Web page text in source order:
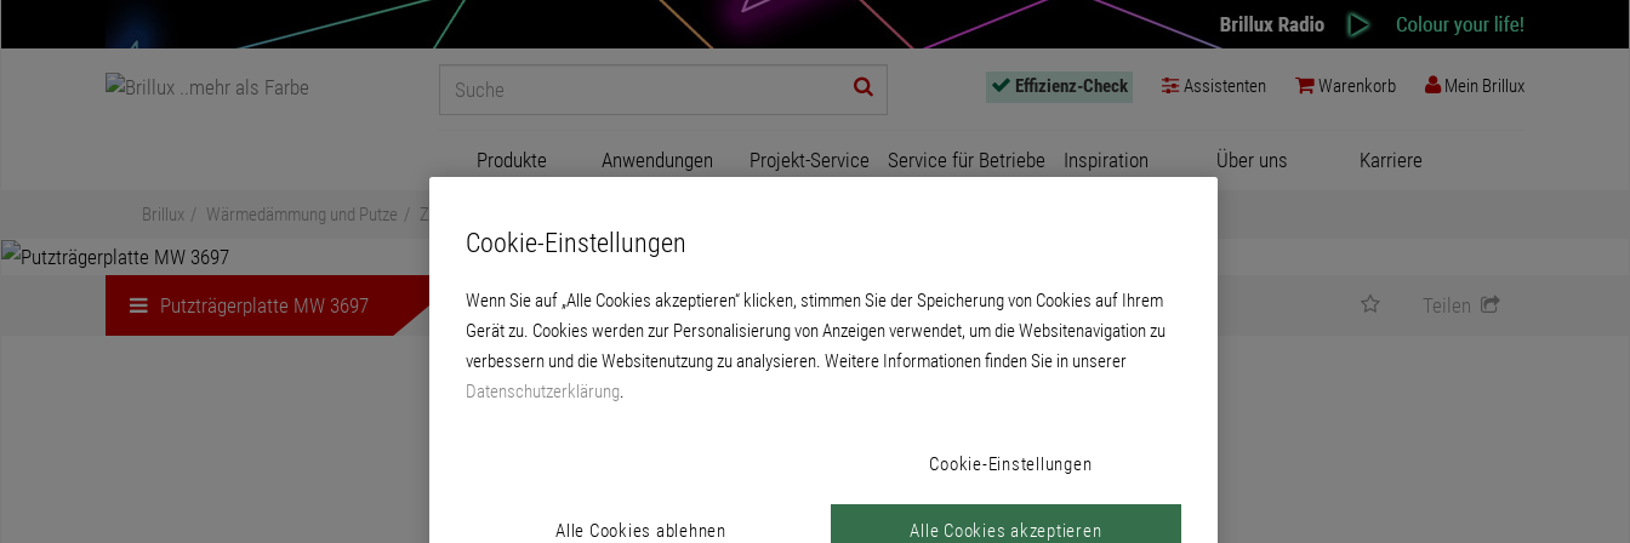
Effizienz-Check Assistenten Warenkorb Mein Brillux
Produkte Anwendungen Projekt-Service Service für Betriebe Inspiration Über uns Karriere
Brillux Wärmedämmung und Putze Zubehör
Putzträgerplatte MW 3697 Teilen
Putzträgerplatte MW 3697
Cookie-Einstellungen
Wenn Sie auf „Alle Cookies akzeptieren“ klicken, stimmen Sie der Speicherung von Cookies auf Ihrem
Gerät zu. Cookies werden zur Personalisierung von Anzeigen verwendet, um die Websitenavigation zu
verbessern und die Websitenutzung zu analysieren. Weitere Informationen finden Sie in unserer
Datenschutzerklärung.
Cookie-Einstellungen
Alle Cookies ablehnen Alle Cookies akzeptieren